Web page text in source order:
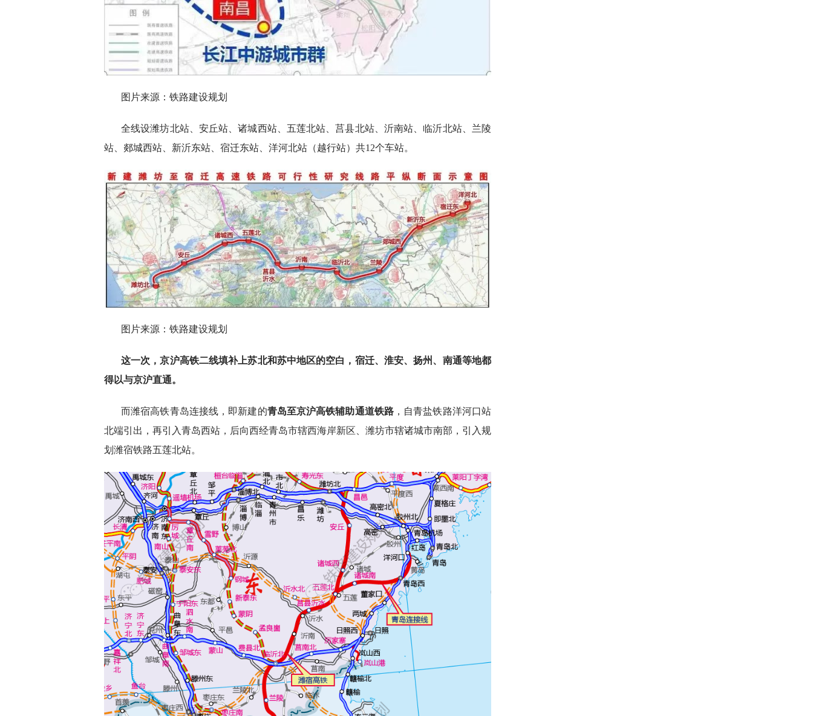
图片来源：铁路建设规划
全线设潍坊北站、安丘站、诸城西站、五莲北站、莒县北站、沂南站、临沂北站、兰陵
站、郯城西站、新沂东站、宿迁东站、洋河北站（越行站）共12个车站。
图片来源：铁路建设规划
这一次，京沪高铁二线填补上苏北和苏中地区的空白，宿迁、淮安、扬州、南通等地都
得以与京沪直通。
而潍宿高铁青岛连接线，即新建的青岛至京沪高铁辅助通道铁路 ，自青盐铁路洋河口站
北端引出，再引入青岛西站，后向西经青岛市辖西海岸新区、潍坊市辖诸城市南部，引入规
划潍宿铁路五莲北站。